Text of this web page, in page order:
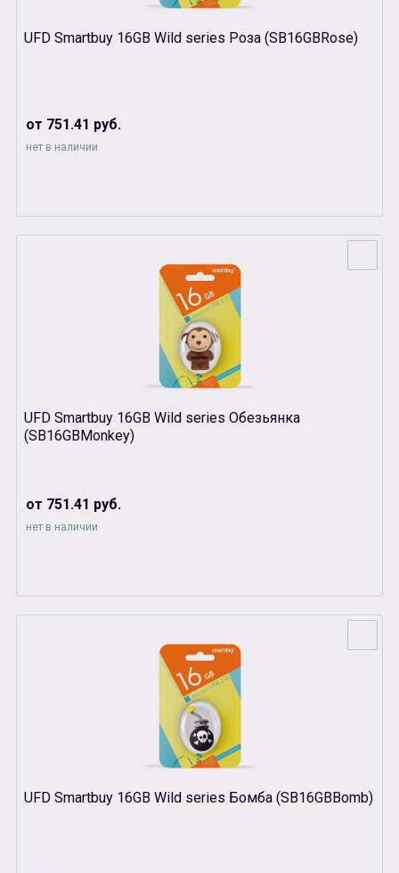
UFD Smartbuy 16GB Wild series Роза (SB16GBRose)
от 751.41 руб.
нет в наличии
UFD Smartbuy 16GB Wild series Обезьянка
(SB16GBMonkey)
от 751.41 руб.
нет в наличии
UFD Smartbuy 16GB Wild series Бомба (SB16GBBomb)